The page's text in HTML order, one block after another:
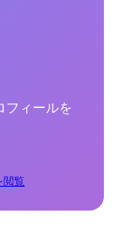
フィールを
閲覧